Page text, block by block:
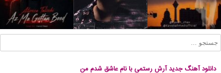
دانلود آهنگ جدید آرش رستمی با نام عاشق شدم من